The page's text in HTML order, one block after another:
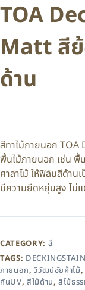
TOA
Matt สี
ด้าน
สีทาไม้ภายนอก TOA
พื้นไม้ภายนอก เช่น พื้น
ศาลาไม้ ให้ฟิล์มสีด้าน
มีความยืดหยุ่นสูง ไม่
CATEGORY: สี
TAGS:
ภายนอก,วิวัฒน์ชัยค้าไม้
กันUV, สีไม้ด้าน,สีไม้ธร